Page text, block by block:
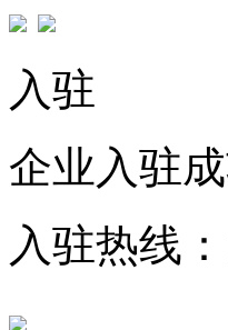
入驻
企业入驻
入驻热线